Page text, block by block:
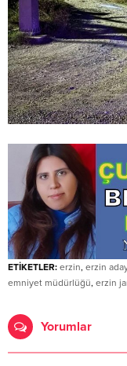
ETİKETLER: erzin, erzin
emniyet müdürlüğü, erzin
Yorumlar